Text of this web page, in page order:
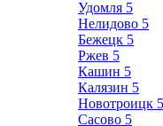
Удомля 5
Нелидово 5
Бежецк 5
Ржев 5
Кашин 5
Калязин 5
Новотроицк 5
Сасово 5